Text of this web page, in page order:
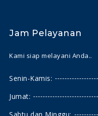
Jam Pelayanan
Kami siap melayani Anda..
Senin-Kamis:
Jumat: